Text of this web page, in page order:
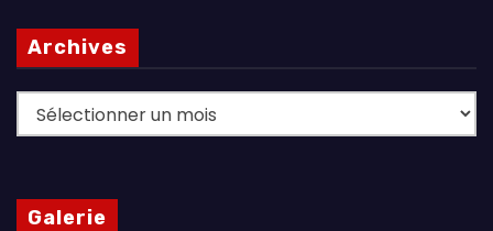
Archives
Archives
Galerie